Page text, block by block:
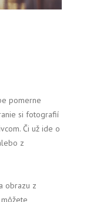
pomerne
si fotografií
Či už ide o
z
obrazu z